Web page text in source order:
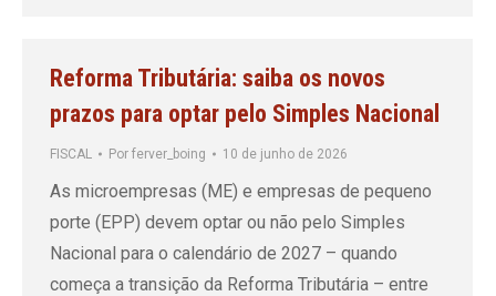
Reforma Tributária: saiba os novos
prazos para optar pelo Simples Nacional
FISCAL Por ferver_boing 10 de junho de 2026
As microempresas (ME) e empresas de pequeno
porte (EPP) devem optar ou não pelo Simples
Nacional para o calendário de 2027 – quando
começa a transição da Reforma Tributária – entre